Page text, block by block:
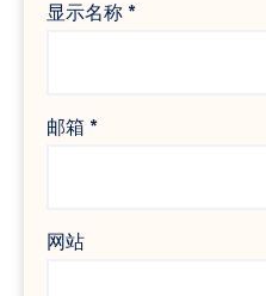
显示名称 *
邮箱 *
网站